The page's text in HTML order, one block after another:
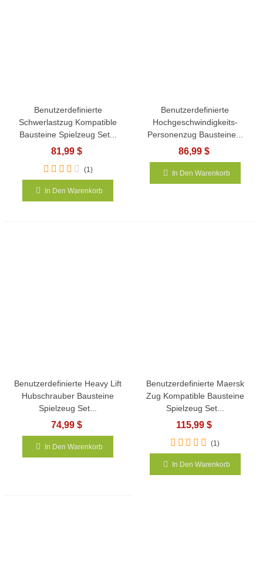
Benutzerdefinierte
Schwerlastzug Kompatible
Bausteine Spielzeug Set...
81,99 $
(1)
In Den Warenkorb
Benutzerdefinierte
Hochgeschwindigkeits-
Personenzug Bausteine...
86,99 $
In Den Warenkorb
Benutzerdefinierte Heavy Lift
Hubschrauber Bausteine
Spielzeug Set...
74,99 $
In Den Warenkorb
Benutzerdefinierte Maersk
Zug Kompatible Bausteine
Spielzeug Set...
115,99 $
(1)
In Den Warenkorb